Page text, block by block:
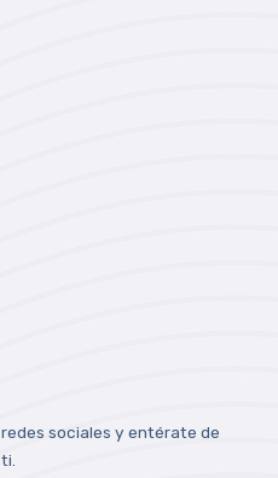
sociales y entérate de